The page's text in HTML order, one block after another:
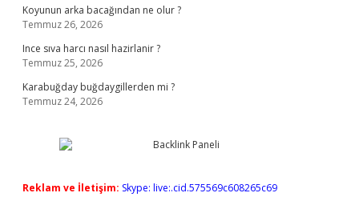
Koyunun arka bacağından ne olur ?
Temmuz 26, 2026
Ince sıva harcı nasıl hazirlanir ?
Temmuz 25, 2026
Karabuğday buğdaygillerden mi ?
Temmuz 24, 2026
Reklam ve İletişim: Skype: live:.cid.575569c608265c69